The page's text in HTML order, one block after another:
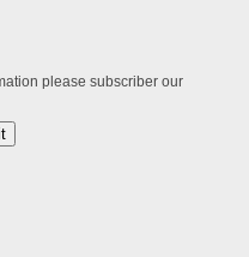
please subscriber our